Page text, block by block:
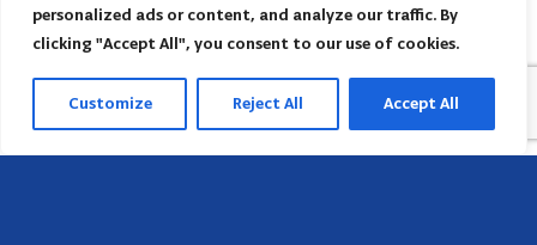
personalized ads or content, and analyze our traffic. By
clicking "Accept All", you consent to our use of cookies.
Customize Reject All Accept All